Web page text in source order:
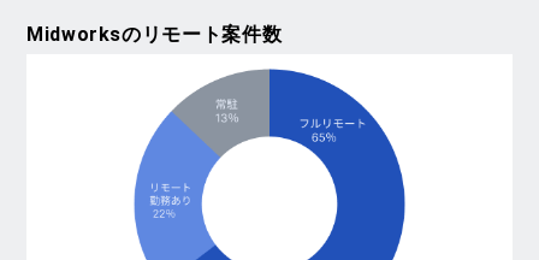
Midworksのリモート案件数